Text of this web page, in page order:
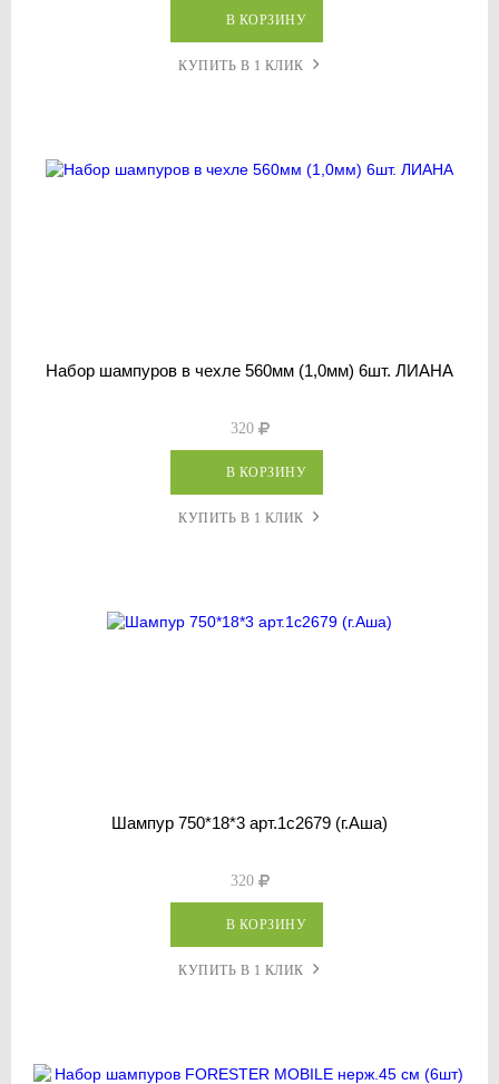
В КОРЗИНУ
КУПИТЬ В 1 КЛИК
Набор шампуров в чехле 560мм (1,0мм) 6шт. ЛИАНА
320
В КОРЗИНУ
КУПИТЬ В 1 КЛИК
Шампур 750*18*3 арт.1с2679 (г.Аша)
320
В КОРЗИНУ
КУПИТЬ В 1 КЛИК